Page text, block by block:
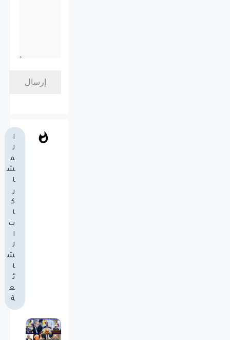
ا
ل
م
ش
ا
ر
ك
ا
ت
ا
ل
ش
ا
ئ
ع
ة